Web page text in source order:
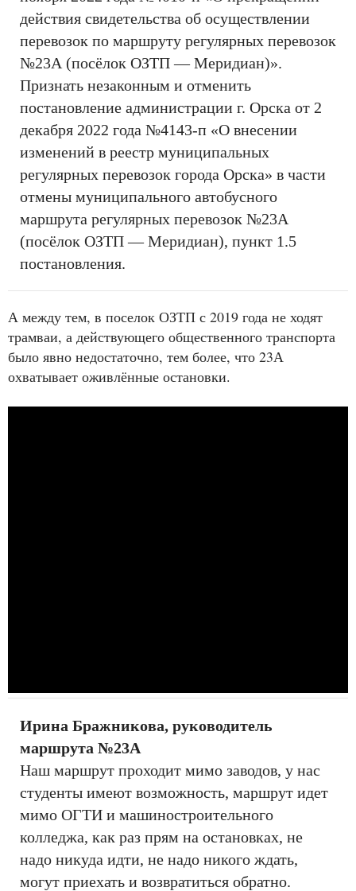
действия свидетельства об осуществлении
перевозок по маршруту регулярных перевозок
№23А (посёлок ОЗТП — Меридиан)».
Признать незаконным и отменить
постановление администрации г. Орска от 2
декабря 2022 года №4143-п «О внесении
изменений в реестр муниципальных
регулярных перевозок города Орска» в части
отмены муниципального автобусного
маршрута регулярных перевозок №23А
(посёлок ОЗТП — Меридиан), пункт 1.5
постановления.
А между тем, в поселок ОЗТП с 2019 года не ходят
трамваи, а действующего общественного транспорта
было явно недостаточно, тем более, что 23А
охватывает оживлённые остановки.
Ирина Бражникова, руководитель
маршрута №23А
Наш маршрут проходит мимо заводов, у нас
студенты имеют возможность, маршрут идет
мимо ОГТИ и машиностроительного
колледжа, как раз прям на остановках, не
надо никуда идти, не надо никого ждать,
могут приехать и возвратиться обратно.